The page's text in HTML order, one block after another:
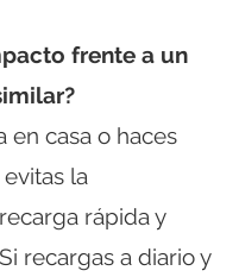
frente a un
en casa o haces
la
rápida y
recargas a diario y